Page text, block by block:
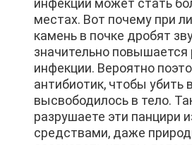
местах. Вот почему при
камень в почке дробят
значительно
инфекции. Вероятно
антибиотик, чтобы убить
высвободилось в тело.
разрушаете эти панцири
средствами, даже